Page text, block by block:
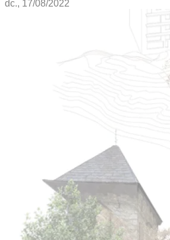
dc., 17/08/2022